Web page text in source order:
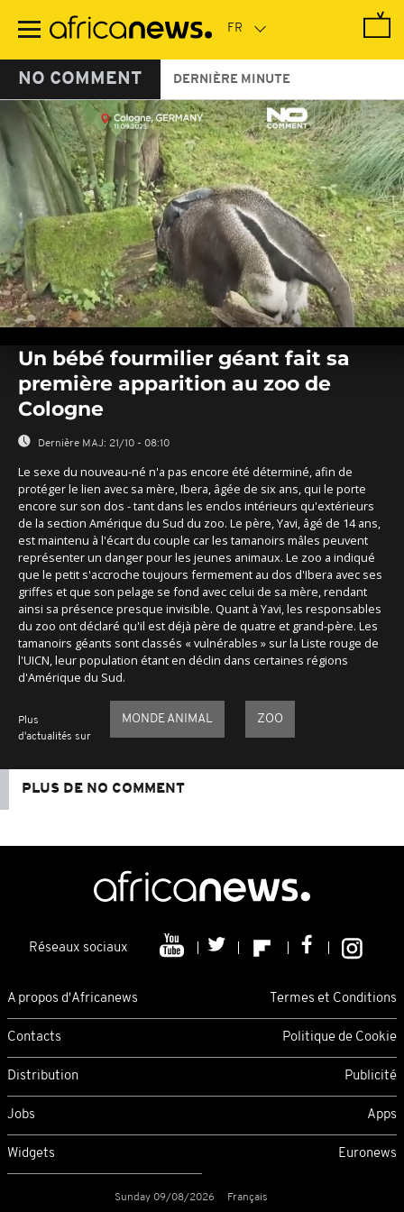
contenu
NO COMMENT DERNIÈRE MINUTE
seconds
seconds
Un bébé fourmilier géant fait sa
première apparition au zoo de
Cologne
Dernière MAJ: 21/10 - 08:10
Le sexe du nouveau-né n'a pas encore été déterminé, afin de
protéger le lien avec sa mère, Ibera, âgée de six ans, qui le porte
encore sur son dos - tant dans les enclos intérieurs qu'extérieurs
de la section Amérique du Sud du zoo. Le père, Yavi, âgé de 14 ans,
est maintenu à l'écart du couple car les tamanoirs mâles peuvent
représenter un danger pour les jeunes animaux. Le zoo a indiqué
que le petit s'accroche toujours fermement au dos d'Ibera avec ses
griffes et que son pelage se fond avec celui de sa mère, rendant
ainsi sa présence presque invisible. Quant à Yavi, les responsables
du zoo ont déclaré qu'il est déjà père de quatre et grand-père. Les
tamanoirs géants sont classés « vulnérables » sur la Liste rouge de
l'UICN, leur population étant en déclin dans certaines régions
d'Amérique du Sud.
Plus
d'actualités sur
MONDE ANIMAL ZOO
PLUS DE NO COMMENT
Réseaux sociaux
A propos d'Africanews Termes et Conditions
Contacts Politique de Cookie
Distribution Publicité
Jobs Apps
Widgets Euronews
Sunday 09/08/2026